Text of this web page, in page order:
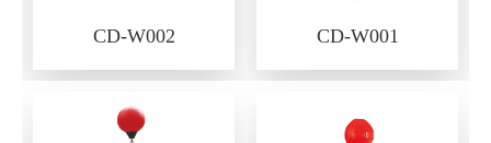
CD-W002 CD-W001